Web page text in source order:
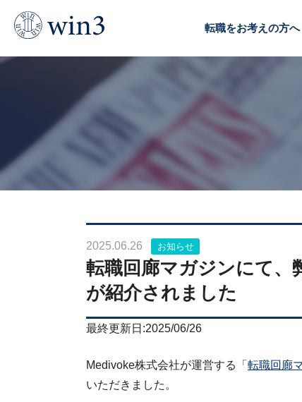
転職をお考えの方へ
2025.06.26 お知らせ
転職回廊マガジンにて、
が紹介されました
最終更新日:2025/06/26
Medivoke株式会社が運営する「 転職回廊
いただきました。